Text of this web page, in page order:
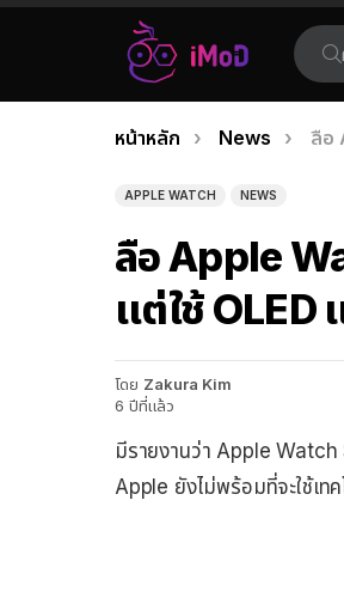
ค้นหา:
เรื่อง
ล่าสุด
คุณอยู่ที่นี่:
หน้าหลัก News ลือ
APPLE WATCH NEWS
ลือ Apple
แต่ใช้ OLED
โดย Zakura Kim
6 ปีที่แล้ว
มีรายงานว่า Apple
Apple ยังไม่พร้อมที่จะใช้เท